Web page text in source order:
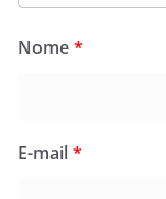
Nome*
E-mail*